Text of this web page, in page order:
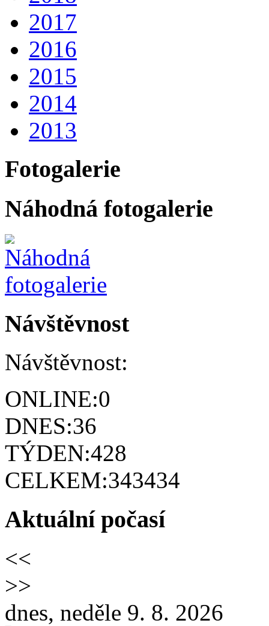
2017
2016
2015
2014
2013
Fotogalerie
Náhodná fotogalerie
Návštěvnost
Návštěvnost:
ONLINE:0
DNES:36
TÝDEN:428
CELKEM:343434
Aktuální počasí
<<
>>
dnes, neděle 9. 8. 2026